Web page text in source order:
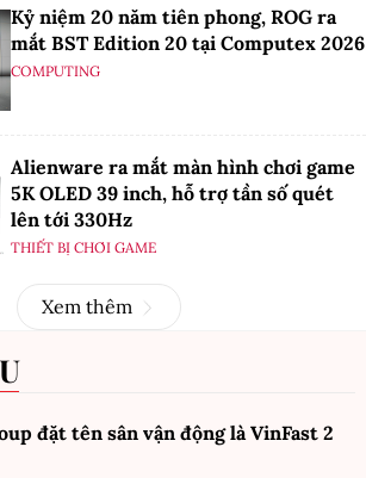
Kỷ niệm 20 năm tiên phong, ROG ra
mắt BST Edition 20 tại Computex 2026
COMPUTING
Alienware ra mắt màn hình chơi game
5K OLED 39 inch, hỗ trợ tần số quét
lên tới 330Hz
THIẾT BỊ CHƠI GAME
Xem thêm
đặt tên sân vận động là VinFast 2